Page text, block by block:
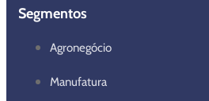
Segmentos
Agronegócio
Manufatura